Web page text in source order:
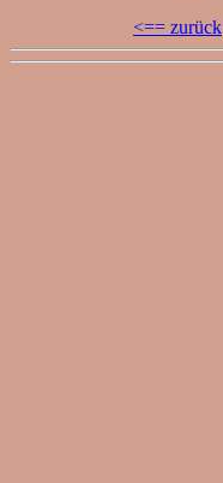
<== zurück